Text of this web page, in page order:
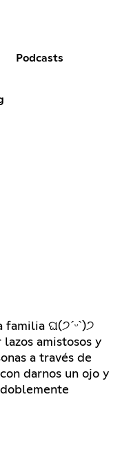
Podcasts
familia ଘ(੭ˊᵕˋ)੭
amistosos y
a través de
darnos un ojo y